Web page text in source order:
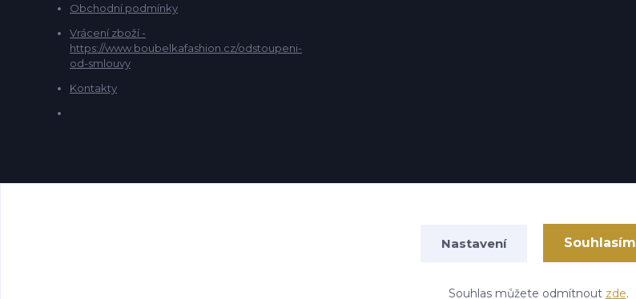
Obchodní podmínky
Vrácení zboží -
https://www.boubelkafashion.cz/odstoupeni-
od-smlouvy
Kontakty
Nastavení Souhlasím
Souhlas můžete odmítnout zde.